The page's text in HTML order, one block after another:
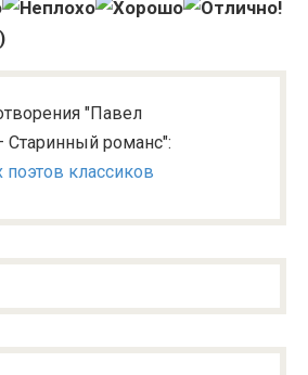
"Павел
Старинный романс":
поэтов классиков